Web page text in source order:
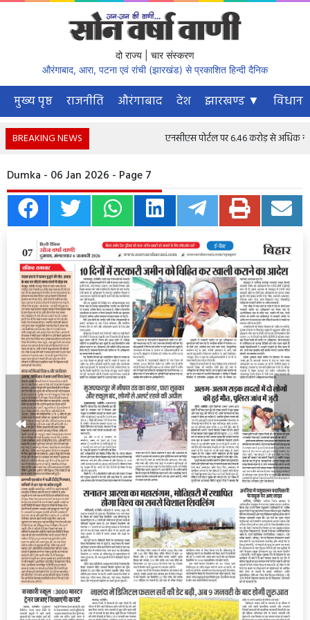
दो राज्य | चार संस्करण
औरंगाबाद, आरा, पटना एवं रांची (झारखंड) से प्रकाशित हिन्दी दैनिक
मुख्य पृष्ठ राजनीति औरंगाबाद देश झारखण्ड ▼
BREAKING NEWS एनसीएस पोर्टल पर 6.46 करोड़ से अधिक
Dumka - 06 Jan 2026 - Page 7